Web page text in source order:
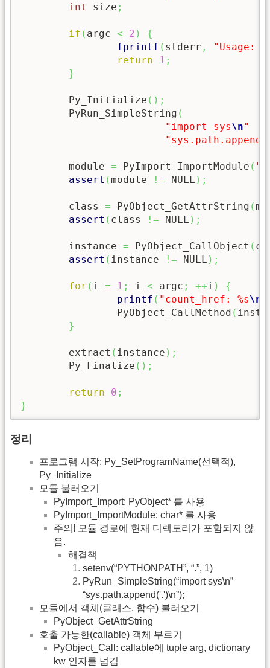
int
size ;
if ( argc < 2 )
{
fprintf ( stderr ,
"Usage:
return
1 ;
}
	Py_Initialize
( ) ;
	PyRun_SimpleString
(
"import sys\n"
	module
= PyImport_ImportModule (
assert (module != NULL ) ;
	class
= PyObject_GetAttrString (
assert ( class != NULL ) ;
	instance
= PyObject_CallObject (
assert ( instance != NULL ) ;
for ( i = 1 ; i < argc ; ++i )
{
printf ( "count_href: %s\n
		PyObject_CallMethod
(
}
	extract
( instance ) ;
	Py_Finalize
( ) ;
return 0 ;
}
정리
프로그램 시작: Py_SetProgramName(선택적),
Py_Initialize
모듈 불러오기
PyImport_Import: PyObject* 를 사용
PyImport_ImportModule: char* 를 사용
주의! 모듈 경로에 현재 디렉토리가 포함되지 않
음.
해결책
setenv(“PYTHONPATH”, “.”, 1)
PyRun_SimpleString(“import sys\n”
“sys.path.append('.')\n”);
모듈에서 객체(클래스, 함수) 불러오기
PyObject_GetAttrString
호출 가능한(callable) 객체 부르기
PyObject_Call: callable에 tuple arg, dictionary
kw 인자를 넘김